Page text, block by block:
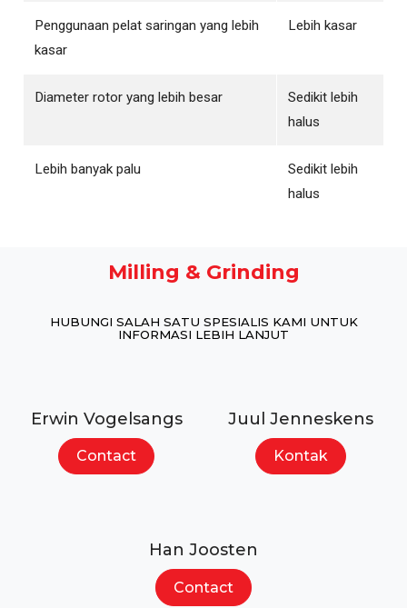
Penggunaan pelat saringan yang lebih
kasar
Lebih kasar
Diameter rotor yang lebih besar
Sedikit lebih
halus
Lebih banyak palu
Sedikit lebih
halus
Milling & Grinding
HUBUNGI SALAH SATU SPESIALIS KAMI UNTUK
INFORMASI LEBIH LANJUT
Erwin Vogelsangs
Contact
Juul Jenneskens
Kontak
Han Joosten
Contact